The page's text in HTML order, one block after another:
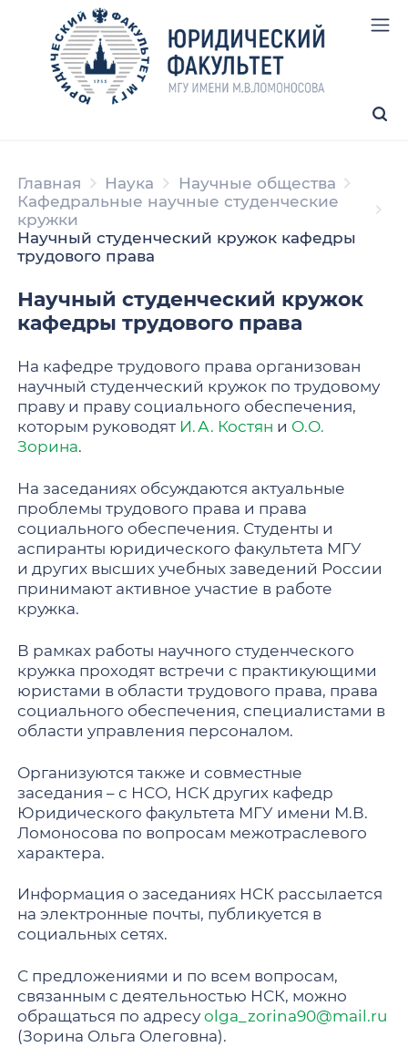
Главная Наука
Научные общества
Кафедральные научные студенческие
кружки
Научный студенческий кружок кафедры
трудового права
Научный студенческий кружок
кафедры трудового права
На кафедре трудового права организован
научный студенческий кружок по трудовому
праву и праву социального обеспечения,
которым руководят И. А. Костян и О.О.
Зорина.
На заседаниях обсуждаются актуальные
проблемы трудового права и права
социального обеспечения. Студенты и
аспиранты юридического факультета МГУ
и других высших учебных заведений России
принимают активное участие в работе
кружка.
В рамках работы научного студенческого
кружка проходят встречи с практикующими
юристами в области трудового права, права
социального обеспечения, специалистами в
области управления персоналом.
Организуются также и совместные
заседания – с НСО, НСК других кафедр
Юридического факультета МГУ имени М.В.
Ломоносова по вопросам межотраслевого
характера.
Информация о заседаниях НСК рассылается
на электронные почты, публикуется в
социальных сетях.
С предложениями и по всем вопросам,
связанным с деятельностью НСК, можно
обращаться по адресуolga_zorina90@mail.ru
(Зорина Ольга Олеговна).